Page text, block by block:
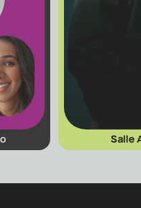
et
et
• 20 h 00
Salle